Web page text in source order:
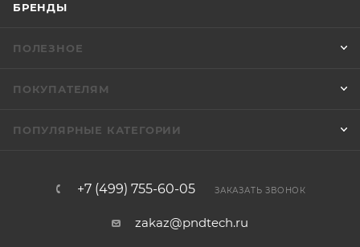
БРЕНДЫ
ПОЛЕЗНОЕ
ПОКУПАТЕЛЯМ
ПОПУЛЯРНЫЕ КАТЕГОРИИ
+7 (499) 755-60-05 ЗАКАЗАТЬ ЗВОНОК
zakaz@pndtech.ru